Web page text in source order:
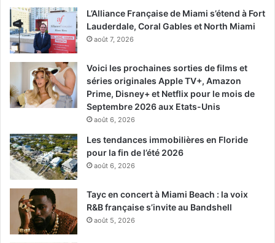
L’Alliance Française de Miami s’étend à Fort
Lauderdale, Coral Gables et North Miami
août 7, 2026
Voici les prochaines sorties de films et
séries originales Apple TV+, Amazon
Prime, Disney+ et Netflix pour le mois de
Septembre 2026 aux Etats-Unis
août 6, 2026
Les tendances immobilières en Floride
pour la fin de l’été 2026
août 6, 2026
Tayc en concert à Miami Beach : la voix
R&B française s’invite au Bandshell
août 5, 2026